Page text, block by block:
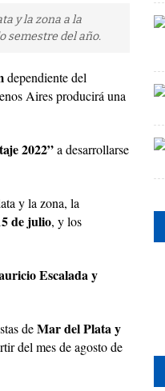
y la zona a la
semestre del año.
dependiente del
Aires producirá una
2022”a desarrollarse
y la zona, la
de julio, y los
Escalada y
deMar del Plata y
del mes de agosto de